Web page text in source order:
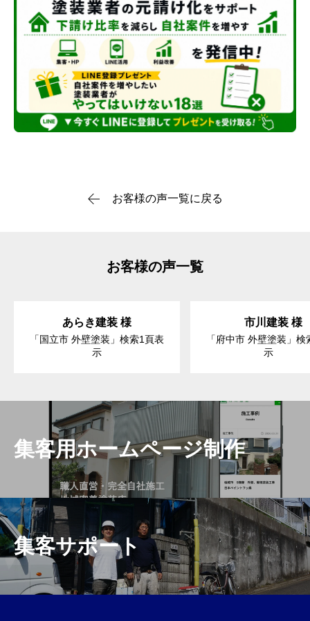
お客様の声一覧に戻る
お客様の声一覧
あらき建装 様
「国立市 外壁塗装」検索1頁表
示
市川建装 様
「府中市 外壁塗装」検
示
集客用ホームページ制作
集客サポート